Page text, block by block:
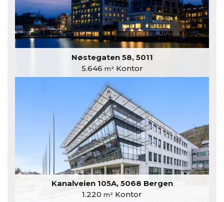
Nøstegaten 58, 5011
5.646 m²Kontor
Kanalveien 105A, 5068 Bergen
1.220 m² Kontor